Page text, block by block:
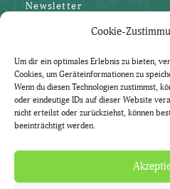
Cookie-
Um dir ein optimales Erlebnis zu bieten,
Cookies, um Geräteinformationen zu
Wenn du diesen Technologien zustimmst,
oder eindeutige IDs auf dieser Website
nicht erteilst oder zurückziehst, können
beeinträchtigt werden.
Newsletter
AGBs
Datenschutzerklärung
Widerruf
Impressum